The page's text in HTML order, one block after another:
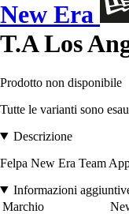
New Era
T.A Los
Prodotto non disponibile
Tutte le varianti sono
Descrizione
Felpa New Era Team
Informazioni
Marchio